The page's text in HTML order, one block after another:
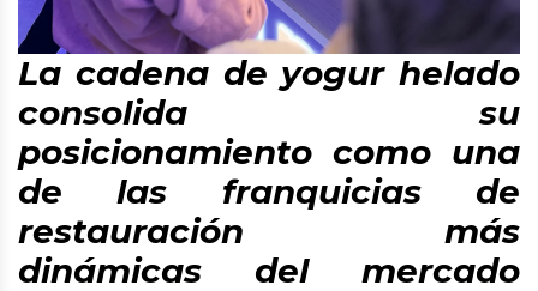
La cadena de yogur helado
consolida su
posicionamiento como una
de las franquicias de
restauración más
dinámicas del mercado